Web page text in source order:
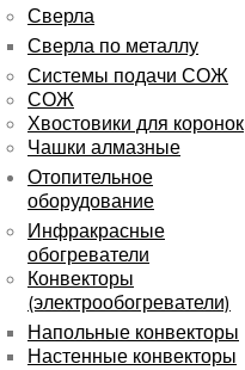
Сверла
Сверла по металлу
Системы подачи СОЖ
СОЖ
Хвостовики для коронок
Чашки алмазные
Отопительное
оборудование
Инфракрасные
обогреватели
Конвекторы
(электрообогреватели)
Напольные конвекторы
Настенные конвекторы